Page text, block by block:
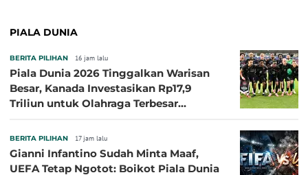
PIALA DUNIA
BERITA PILIHAN 16 jam lalu
Piala Dunia 2026 Tinggalkan Warisan
Besar, Kanada Investasikan Rp17,9
Triliun untuk Olahraga Terbesar
BERITA PILIHAN 17 jam lalu
Gianni Infantino Sudah Minta Maaf,
UEFA Tetap Ngotot: Boikot Piala Dunia